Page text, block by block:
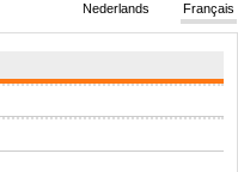
Français
Nederlands